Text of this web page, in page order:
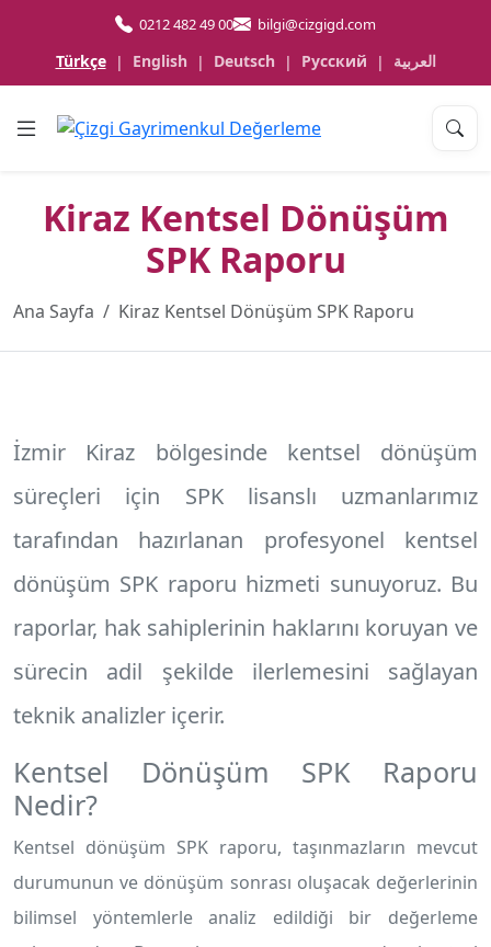
0212 482 49 00 bilgi@cizgigd.com
Türkçe | English | Deutsch | Русский | العربية
Kiraz Kentsel Dönüşüm
SPK Raporu
Ana Sayfa Kiraz Kentsel Dönüşüm SPK Raporu
İzmir Kiraz bölgesinde kentsel dönüşüm
süreçleri için SPK lisanslı uzmanlarımız
tarafından hazırlanan profesyonel kentsel
dönüşüm SPK raporu hizmeti sunuyoruz. Bu
raporlar, hak sahiplerinin haklarını koruyan ve
sürecin adil şekilde ilerlemesini sağlayan
teknik analizler içerir.
Kentsel Dönüşüm SPK Raporu
Nedir?
Kentsel dönüşüm SPK raporu, taşınmazların mevcut
durumunun ve dönüşüm sonrası oluşacak değerlerinin
bilimsel yöntemlerle analiz edildiği bir değerleme